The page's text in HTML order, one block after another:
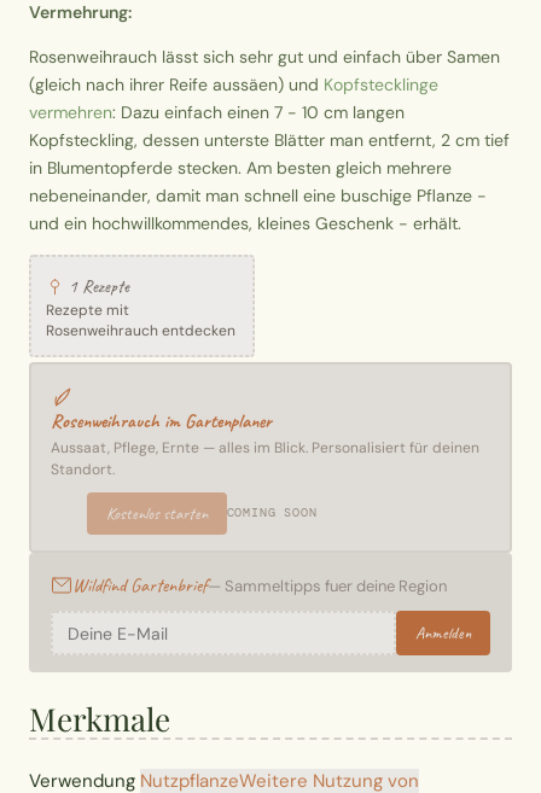
Vermehrung:
Rosenweihrauch lässt sich sehr gut und einfach über Samen
(gleich nach ihrer Reife aussäen) und Kopfstecklinge
vermehren: Dazu einfach einen 7 - 10 cm langen
Kopfsteckling, dessen unterste Blätter man entfernt, 2 cm tief
in Blumentopferde stecken. Am besten gleich mehrere
nebeneinander, damit man schnell eine buschige Pflanze -
und ein hochwillkommendes, kleines Geschenk - erhält.
1 Rezepte
Rezepte mit
Rosenweihrauch entdecken
Rosenweihrauch im Gartenplaner
Aussaat, Pflege, Ernte — alles im Blick. Personalisiert für deinen
Standort.
Kostenlos starten COMING SOON
Wildfind Gartenbrief— Sammeltipps fuer deine Region
Anmelden
Merkmale
Verwendung NutzpflanzeWeitere Nutzung von